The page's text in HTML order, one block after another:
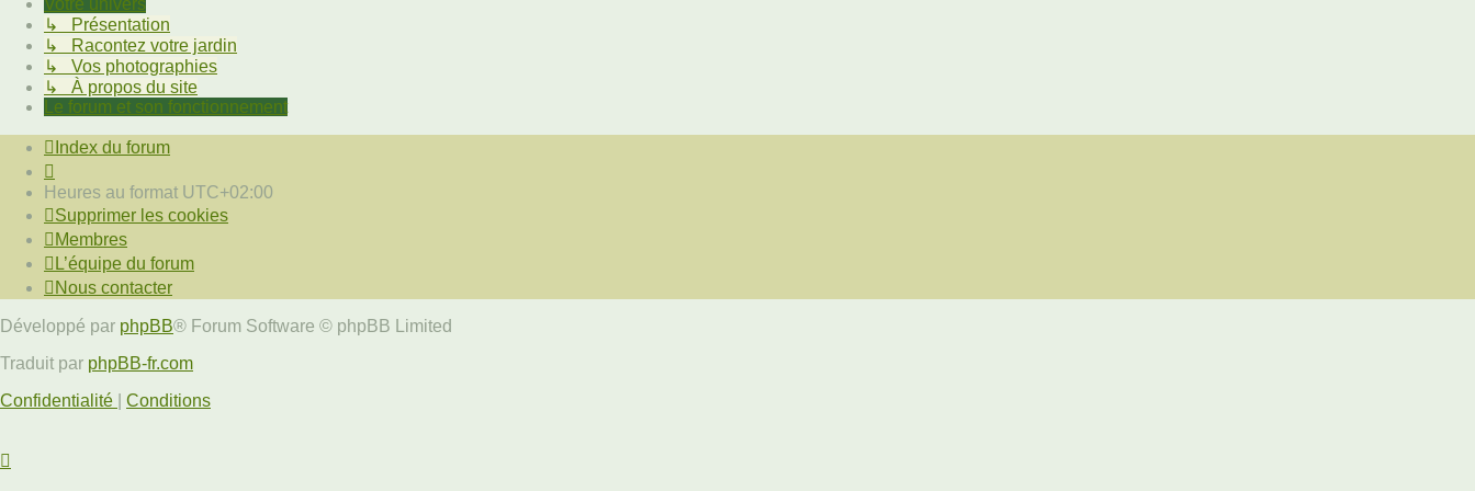
↳ Présentation
↳ Racontez votre jardin
↳ Vos photographies
↳ À propos du site
Le forum et son fonctionnement
Index du forum
Heures au format UTC+02:00
Supprimer les cookies
Membres
L’équipe du forum
Nous contacter
Développé par phpBB® Forum Software © phpBB Limited
Traduit par phpBB-fr.com
Confidentialité
Conditions